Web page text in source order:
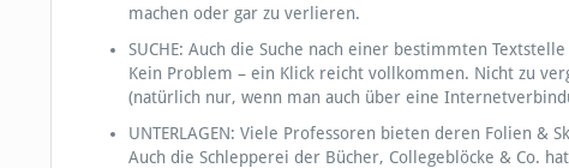
machen oder gar zu verlieren.
SUCHE: Auch die Suche nach einer bestimmten
Kein Problem – ein Klick reicht vollkommen. Nicht zu
(natürlich nur, wenn man auch über eine
UNTERLAGEN: Viele Professoren bieten deren Folien
Auch die Schlepperei der Bücher, Collegeblöcke & Co.